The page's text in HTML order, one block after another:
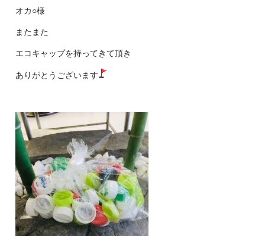
オカ○様
またまた
エコキャップを持ってきて頂き
ありがとうございます